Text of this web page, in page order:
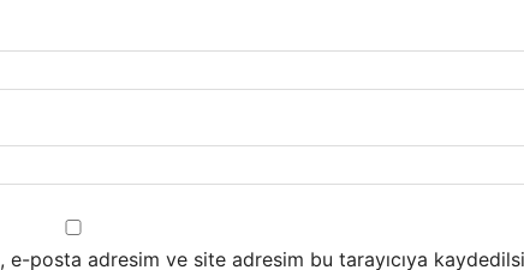
e-posta adresim ve site adresim bu tarayıcıya